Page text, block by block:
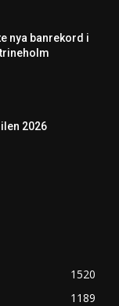
nya banrekord i
2026
1520
1189